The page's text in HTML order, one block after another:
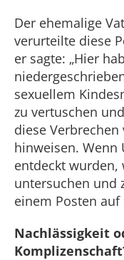
Der ehemalige
verurteilte diese
er sagte: „Hier
sexuellem
zu vertuschen
diese
hinweisen. Wenn
entdeckt wurden,
untersuchen und
einem Posten auf
Nachlässigkeit